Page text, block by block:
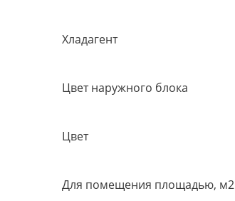
Хладагент
Цвет наружного блока
Цвет
Для помещения площадью, м2